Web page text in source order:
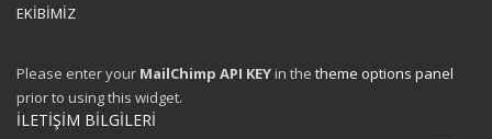
EKİBİMİZ
Please enter your MailChimp API KEY in the theme options panel
prior to using this widget.
İLETİŞİM BİLGİLERİ